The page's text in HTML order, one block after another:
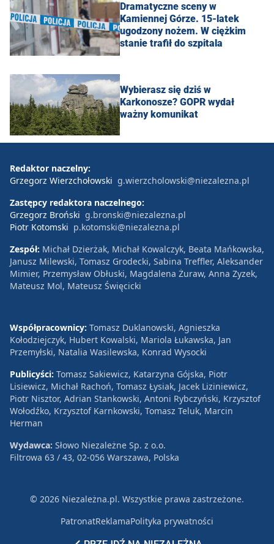
Dramatyczne sceny w
Kamiennej Górze. 15-latek
ugodzony nożem. W ciężkim
stanie trafił do szpitala
Wybierasz się dziś w
Karkonosze? GOPR wydał
ważny komunikat
Redaktor naczelny:
Grzegorz Wierzchołowski g.wierzcholowski@niezalezna.pl
Zastępcy redaktora naczelnego:
Grzegorz Broński g.bronski@niezalezna.pl
Piotr Kotomski p.kotomski@niezalezna.pl
Zespół: Michał Dzierżak, Michał Kowalczyk, Beata Mańkowska,
Janusz Milewski, Tomasz Grodecki, Sabina Treffler, Aleksander
Mimier, Przemysław Obłuski, Magdalena Żuraw, Anna Zyzek,
Mateusz Mol, Mateusz Święcicki
Współpracownicy: Tomasz Duklanowski, Agnieszka
Kołodziejczyk, Hubert Kowalski, Mariola Łukawska, Jan
Przemyłski, Natalia Wasilewska, Konrad Wysocki
Publicyści: Tomasz Sakiewicz, Katarzyna Gójska, Piotr
Lisiewicz, Michał Rachoń, Tomasz Łysiak, Jacek Liziniewicz,
Piotr Nisztor, Adrian Stankowski, Antoni Rybczyński, Krzysztof
Wołodźko, Krzysztof Karnkowski, Tomasz Teluk, Marcin
Herman
Wydawca: Słowo Niezależne Sp. z o.o.
Filtrowa 63 / 43, 02-056 Warszawa, Polska
© 2026 Niezależna.pl. Wszystkie prawa zastrzeżone.
PatronatReklamaPolityka prywatności